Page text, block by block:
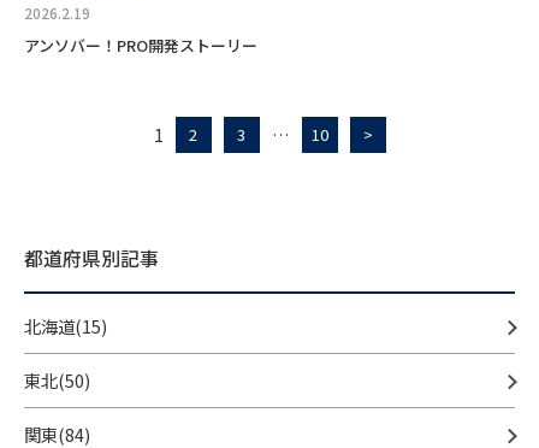
2026.2.19
アンソバー！PRO開発ストーリー
1 2 3 … 10 >
都道府県別記事
北海道(15)
東北(50)
関東(84)